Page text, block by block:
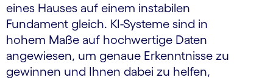
eines Hauses auf einem instabilen
Fundament gleich. KI-Systeme sind in
hohem Maße auf hochwertige Daten
angewiesen, um genaue Erkenntnisse zu
gewinnen und Ihnen dabei zu helfen,